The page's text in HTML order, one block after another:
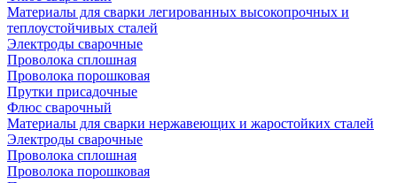
Материалы для сварки легированных высокопрочных и
теплоустойчивых сталей
Электроды сварочные
Проволока сплошная
Проволока порошковая
Прутки присадочные
Флюс сварочный
Материалы для сварки нержавеющих и жаростойких сталей
Электроды сварочные
Проволока сплошная
Проволока порошковая